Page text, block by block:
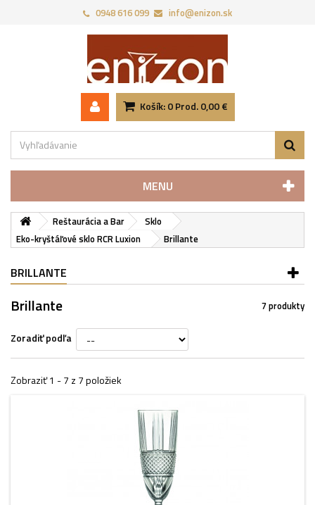
0948 616 099 info@enizon.sk
Košík: 0 Prod. 0,00 €
MENU
Reštaurácia a Bar
Sklo
Eko-kryštáľové sklo RCR Luxion
Brillante
BRILLANTE
Brillante 7 produkty
Zoradiť podľa
Zobraziť 1 - 7 z 7 položiek